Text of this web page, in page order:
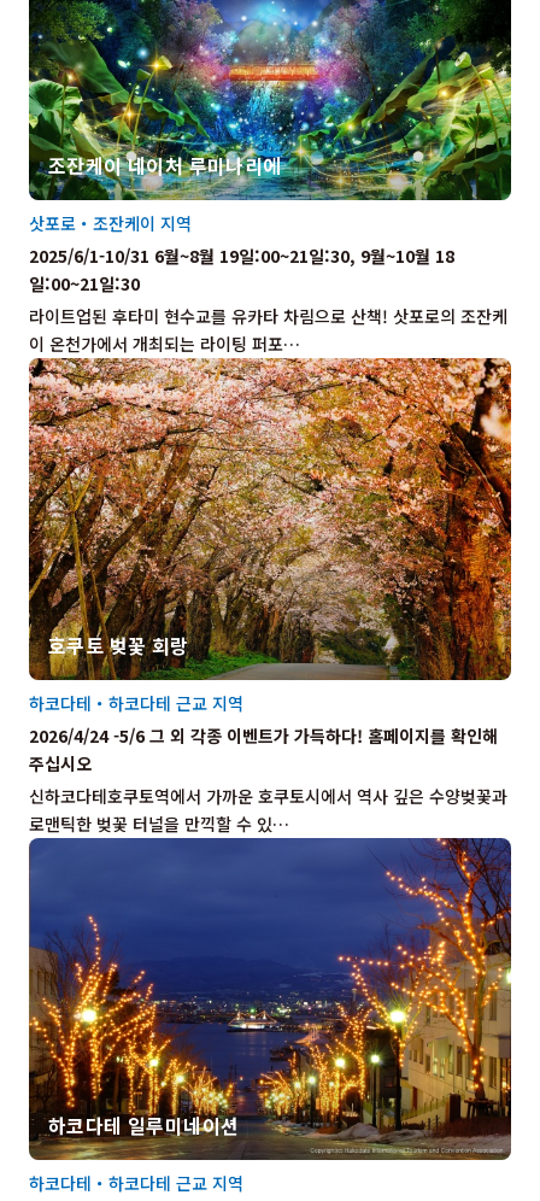
조잔케이 네이처 루미나리에
라이트업된 후타미 현수교를 유카타 차림으로 산책! 삿포로의 조잔케
이 온천가에서 개최되는 라이팅 퍼포…
삿포로・조잔케이 지역
2025/6/1-10/31 6월~8월 19일:00~21일:30, 9월~10월 18
일:00~21일:30
호쿠토 벚꽃 회랑
신하코다테호쿠토역에서 가까운 호쿠토시에서 역사 깊은 수양벚꽃과
로맨틱한 벚꽃 터널을 만끽할 수 있…
하코다테・하코다테 근교 지역
2026/4/24 -5/6 그 외 각종 이벤트가 가득하다! 홈페이지를 확인해
주십시오
하코다테 일루미네이션
하코다테・하코다테 근교 지역